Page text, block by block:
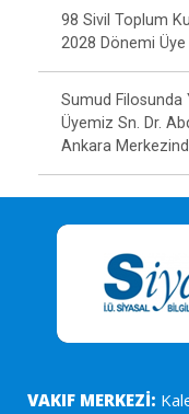
98 Sivil Toplum
2028 Dönemi Üye
Sumud Filosunda
Üyemiz Sn. Dr.
Ankara
VAKIF MERKEZİ: